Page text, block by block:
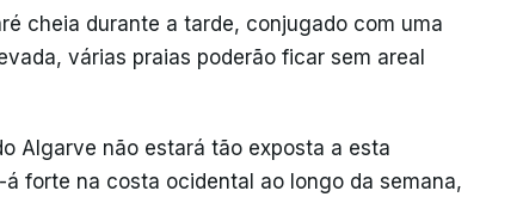
cheia durante a tarde, conjugado com uma
várias praias poderão ficar sem areal
Algarve não estará tão exposta a esta
forte na costa ocidental ao longo da semana,